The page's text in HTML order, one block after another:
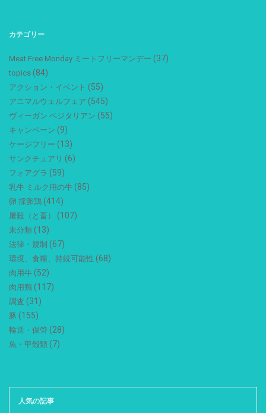
カテゴリー
Meat Free Monday ミートフリーマンデー (37)
topics (84)
アクション・イベント (55)
アニマルウェルフェア (545)
ヴィーガン ベジタリアン (55)
キャンペーン (9)
ケージフリー (13)
サンクチュアリ (6)
フォアグラ (59)
乳牛 ミルク用の牛 (85)
卵 採卵鶏 (414)
屠殺（と畜） (107)
未分類 (13)
法律・規制 (67)
環境、食糧、持続可能性 (68)
肉用牛 (52)
肉用鶏 (117)
調査 (31)
豚 (155)
輸送・保管 (28)
魚・甲殻類 (7)
人気の記事